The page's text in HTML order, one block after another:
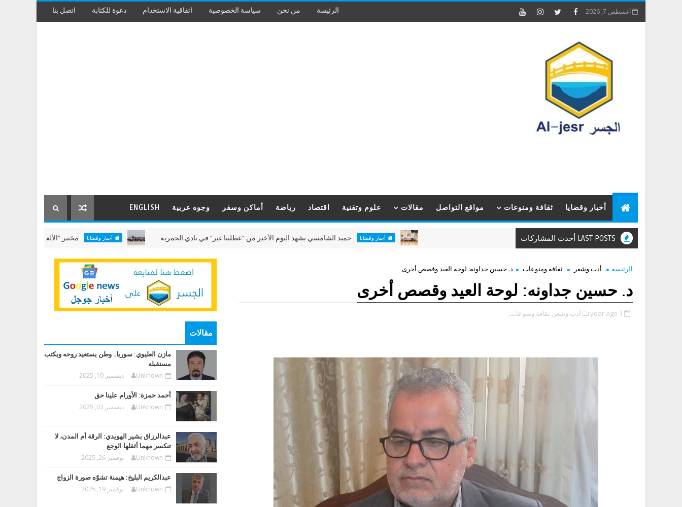
أغسطس 7, 2026 الرئيسة من نحن سياسة الخصوصية اتفاقية الاستخدام دعوة للكتابة اتصل بنا
أخبار وقضايا ثقافة ومنوعات مواقع التواصل مقالات علوم وتقنية اقتصاد رياضة أماكن وسفر وجوه عربية ENGLISH
LAST POSTS أحدث المشاركات أخبار وقضايا حميد الشامسي يشهد اليوم الأخير من "عطلتنا غير" في نادي الحمرية أخبار وقضايا مختبر "الألعاب البحرية" في "عطلتنا
الرئيسة أدب وشعر ثقافة ومنوعات د. حسين جداونه: لوحة العيد وقصص أخرى
د. حسين جداونه: لوحة العيد وقصص أخرى
1 year ago أدب وشعر, ثقافة ومنوعات,
مقالات
مازن العليوي: سوريا.. وطن يستعيد روحه ويكتب
مستقبله
Unknown ديسمبر 10, 2025
أحمد حمزة: الأورام علينا حق
Unknown ديسمبر 03, 2025
عبدالرزاق بشير الهويدي: الرقة أم المدن، لا
تنكسر مهما أثقلها الوجع
Unknown نوفمبر 26, 2025
عبدالكريم البليخ: هيمنة تشوّه صورة الزواج
Unknown نوفمبر 19, 2025